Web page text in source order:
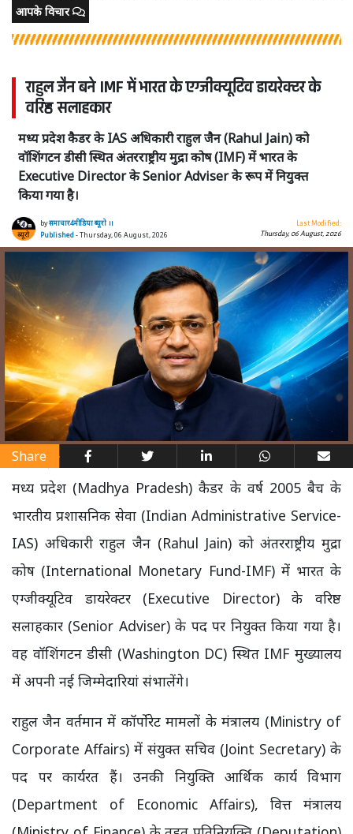
आपके विचार
राहुल जैन बने IMF में भारत के एग्जीक्यूटिव डायरेक्टर के
वरिष्ठ सलाहकार
मध्य प्रदेश कैडर के IAS अधिकारी राहुल जैन (Rahul Jain) को
वॉशिंगटन डीसी स्थित अंतरराष्ट्रीय मुद्रा कोष (IMF) में भारत के
Executive Director के Senior Adviser के रूप में नियुक्त
किया गया है।
byसमाचार4मीडिया ब्यूरो ।।
Published- Thursday, 06 August, 2026
Last Modified:
Thursday, 06 August, 2026
Share
मध्य प्रदेश (Madhya Pradesh) कैडर के वर्ष 2005 बैच के
भारतीय प्रशासनिक सेवा (Indian Administrative Service-
IAS) अधिकारी राहुल जैन (Rahul Jain) को अंतरराष्ट्रीय मुद्रा
कोष (International Monetary Fund-IMF) में भारत के
एग्जीक्यूटिव डायरेक्टर (Executive Director) के वरिष्ठ
सलाहकार (Senior Adviser) के पद पर नियुक्त किया गया है।
वह वॉशिंगटन डीसी (Washington DC) स्थित IMF मुख्यालय
में अपनी नई जिम्मेदारियां संभालेंगे।
राहुल जैन वर्तमान में कॉर्पोरेट मामलों के मंत्रालय (Ministry of
Corporate Affairs) में संयुक्त सचिव (Joint Secretary) के
पद पर कार्यरत हैं। उनकी नियुक्ति आर्थिक कार्य विभाग
(Department of Economic Affairs), वित्त मंत्रालय